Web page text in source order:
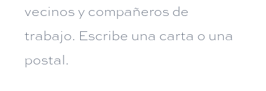
vecinos y compañeros de
trabajo. Escribe una carta o una
postal.